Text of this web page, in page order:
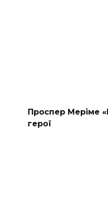
Проспер Меріме
герої